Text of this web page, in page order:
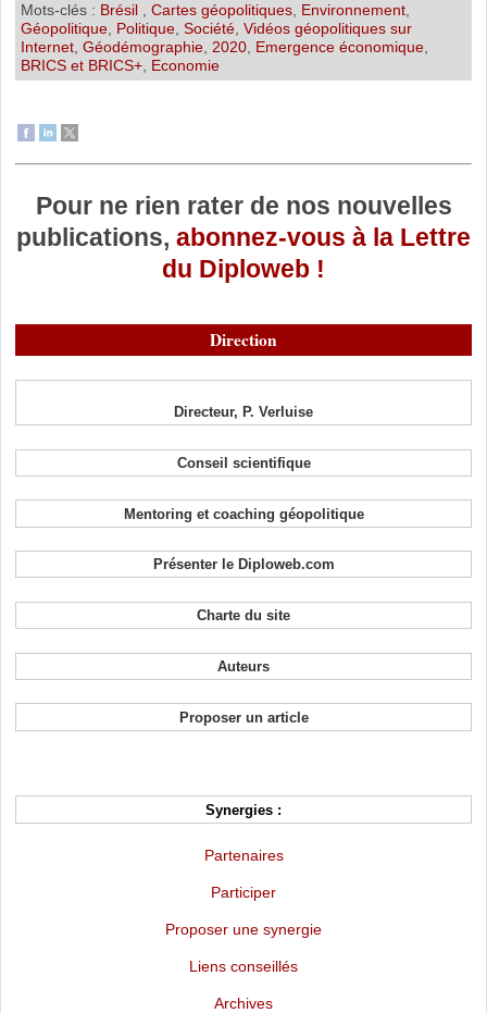
Mots-clés : Brésil Cartes géopolitiques, Environnement,
Géopolitique, Politique, Société, Vidéos géopolitiques sur
Internet, Géodémographie, 2020, Emergence économique,
BRICS et BRICS+, Economie
Pour ne rien rater de nos nouvelles
publications, abonnez-vous à la Lettre
du Diploweb !
Direction
Directeur, P. Verluise
Conseil scientifique
Mentoring et coaching géopolitique
Présenter le Diploweb.com
Charte du site
Auteurs
Proposer un article
Synergies :
Partenaires
Participer
Proposer une synergie
Liens conseillés
Archives